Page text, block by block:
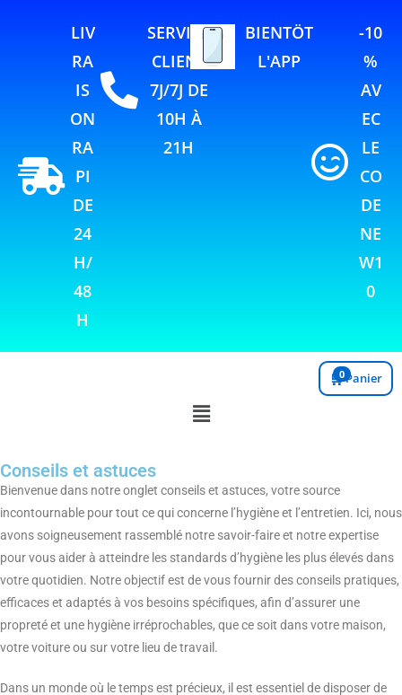
LIV
RA
IS
ON
RA
PI
DE
24
H/
48
H
SERVICE
CLIENT
7J/7J DE
10H À
21H
BIENTÖT
L'APP
-10
%
AV
EC
LE
CO
DE
NE
W1
0
🛒0Panier
Conseils et astuces
Bienvenue dans notre onglet conseils et astuces, votre source
incontournable pour tout ce qui concerne l’hygiène et l’entretien. Ici, nous
avons soigneusement rassemblé notre savoir-faire et notre expertise
pour vous aider à atteindre les standards d’hygiène les plus élevés dans
votre quotidien. Notre objectif est de vous fournir des conseils pratiques,
efficaces et adaptés à vos besoins spécifiques, afin d’assurer une
propreté et une hygiène irréprochables, que ce soit dans votre maison,
votre voiture ou sur votre lieu de travail.
Dans un monde où le temps est précieux, il est essentiel de disposer de